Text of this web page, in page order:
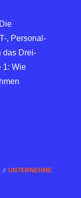
, Personal-
das Drei-
1: Wie
UNTERNEHME